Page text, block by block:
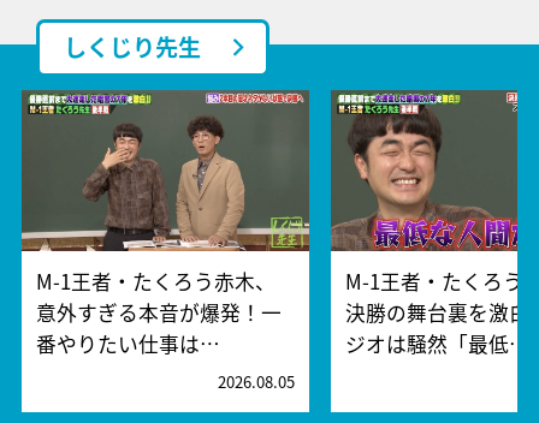
しくじり先生
M-1王者・たくろう赤木、
意外すぎる本音が爆発！一
番やりたい仕事は…
2026.08.05
M-1王者・たくろう
決勝の舞台裏を激
ジオは騒然「最低…